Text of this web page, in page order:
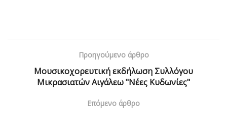
Προηγούμενο άρθρο
Μουσικοχορευτική εκδήλωση Συλλόγου
Μικρασιατών Αιγάλεω "Νέες Κυδωνίες"
Επόμενο άρθρο